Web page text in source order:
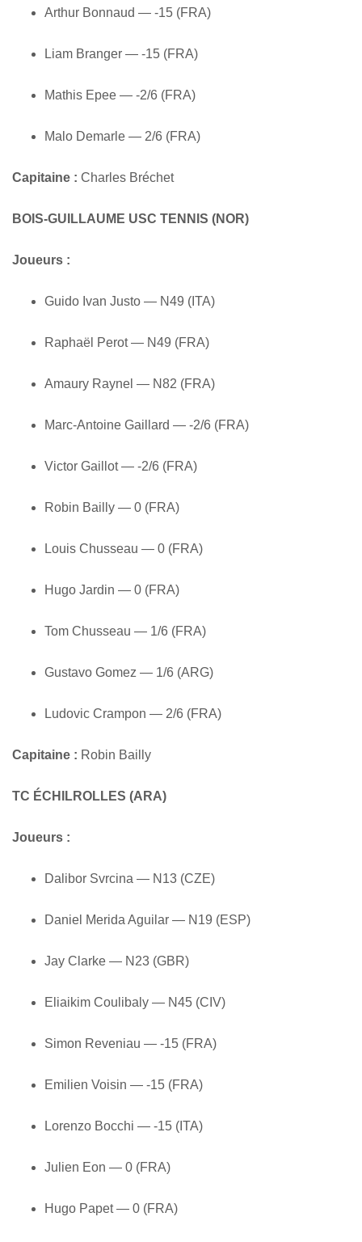
Arthur Bonnaud — -15 (FRA)
Liam Branger — -15 (FRA)
Mathis Epee — -2/6 (FRA)
Malo Demarle — 2/6 (FRA)
Capitaine : Charles Bréchet
BOIS-GUILLAUME USC TENNIS (NOR)
Joueurs :
Guido Ivan Justo — N49 (ITA)
Raphaël Perot — N49 (FRA)
Amaury Raynel — N82 (FRA)
Marc-Antoine Gaillard — -2/6 (FRA)
Victor Gaillot — -2/6 (FRA)
Robin Bailly — 0 (FRA)
Louis Chusseau — 0 (FRA)
Hugo Jardin — 0 (FRA)
Tom Chusseau — 1/6 (FRA)
Gustavo Gomez — 1/6 (ARG)
Ludovic Crampon — 2/6 (FRA)
Capitaine : Robin Bailly
TC ÉCHILROLLES (ARA)
Joueurs :
Dalibor Svrcina — N13 (CZE)
Daniel Merida Aguilar — N19 (ESP)
Jay Clarke — N23 (GBR)
Eliaikim Coulibaly — N45 (CIV)
Simon Reveniau — -15 (FRA)
Emilien Voisin — -15 (FRA)
Lorenzo Bocchi — -15 (ITA)
Julien Eon — 0 (FRA)
Hugo Papet — 0 (FRA)